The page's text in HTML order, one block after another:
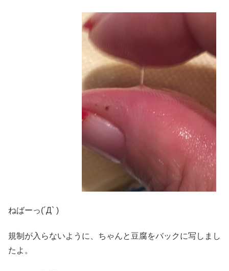
ねばーっ(´Д` )
規制が入らないように、ちゃんと豆腐をバックに写しまし
たよ。